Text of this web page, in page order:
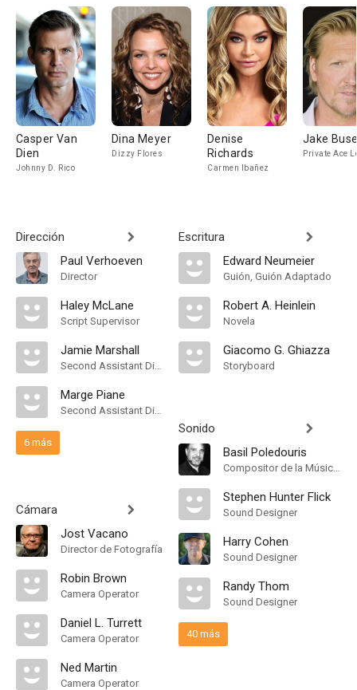
Casper Van
Dien
Johnny D. Rico
Dina Meyer
Dizzy Flores
Denise
Richards
Carmen Ibañez
Jake
Private Ace
Dirección
Paul Verhoeven
Director
Haley McLane
Script Supervisor
Jamie Marshall
Second Assistant Director
Marge Piane
Second Assistant Director
6 más
Cámara
Jost Vacano
Director de Fotografía
Robin Brown
Camera Operator
Daniel L. Turrett
Camera Operator
Ned Martin
Camera Operator
Escritura
Edward Neumeier
Guión, Guión Adaptado
Robert A. Heinlein
Novela
Giacomo G. Ghiazza
Storyboard
Sonido
Basil Poledouris
Compositor de la Música Original, Conductor
Stephen Hunter Flick
Sound Designer
Harry Cohen
Sound Designer
Randy Thom
Sound Designer
40 más